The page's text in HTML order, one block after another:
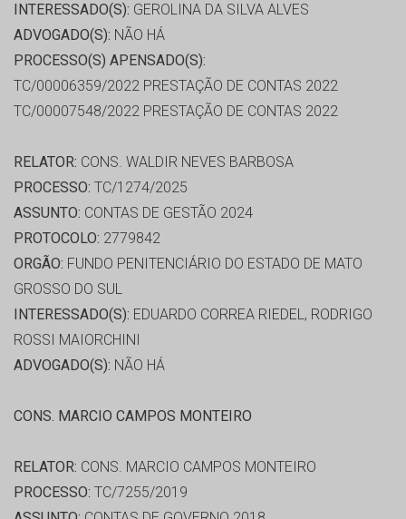
INTERESSADO(S): GEROLINA DA SILVA ALVES
ADVOGADO(S): NÃO HÁ
PROCESSO(S) APENSADO(S):
TC/00006359/2022 PRESTAÇÃO DE CONTAS 2022
TC/00007548/2022 PRESTAÇÃO DE CONTAS 2022
RELATOR: CONS. WALDIR NEVES BARBOSA
PROCESSO: TC/1274/2025
ASSUNTO: CONTAS DE GESTÃO 2024
PROTOCOLO: 2779842
ORGÃO: FUNDO PENITENCIÁRIO DO ESTADO DE MATO
GROSSO DO SUL
INTERESSADO(S): EDUARDO CORREA RIEDEL, RODRIGO
ROSSI MAIORCHINI
ADVOGADO(S): NÃO HÁ
CONS. MARCIO CAMPOS MONTEIRO
RELATOR: CONS. MARCIO CAMPOS MONTEIRO
PROCESSO: TC/7255/2019